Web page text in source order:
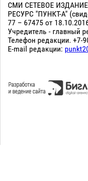
СМИ СЕТЕВОЕ
РЕСУРС "ПУНКТ-А"
77 – 67475 от
Учредитель - главный
Телефон редакции. +7-
E-mail редакции: